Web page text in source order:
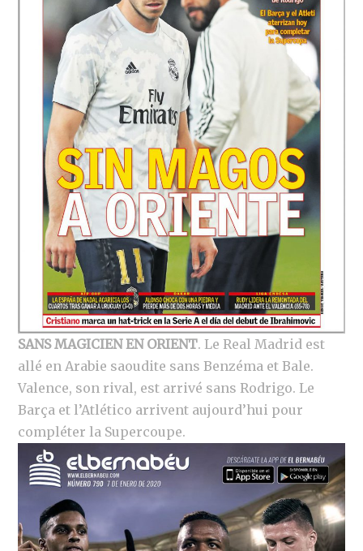
SANS MAGICIEN EN ORIENT. Le Real Madrid est
allé en Arabie saoudite sans Benzéma et Bale.
Valence, son rival, est arrivé sans Rodrigo. Le
Barça et l’Atlético arrivent aujourd’hui pour
compléter la Supercoupe.